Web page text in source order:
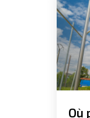
Où